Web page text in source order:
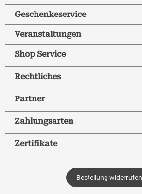
Geschenkeservice
Veranstaltungen
Shop Service
Rechtliches
Partner
Zahlungsarten
Zertifikate
Bestellung widerrufen